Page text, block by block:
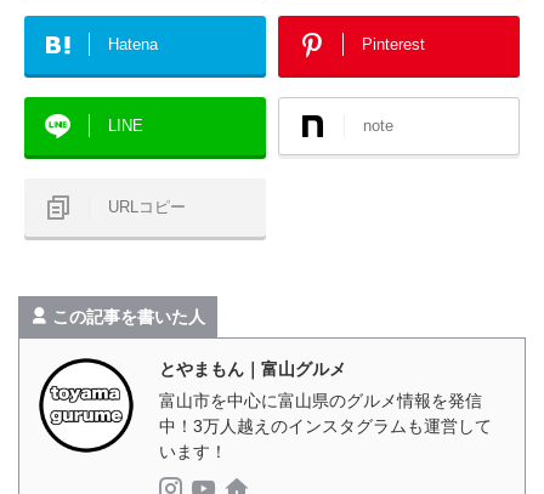
Hatena Pinterest
LINE note
URLコピー
この記事を書いた人
とやまもん｜富山グルメ
富山市を中心に富山県のグルメ情報を発信
中！3万人越えのインスタグラムも運営して
います！